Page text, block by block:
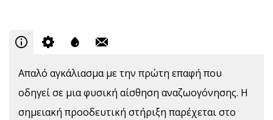
Απαλό αγκάλιασμα με την πρώτη επαφή που
οδηγεί σε μια φυσική αίσθηση αναζωογόνησης. Η
σημειακή προοδευτική στήριξη παρέχεται στο